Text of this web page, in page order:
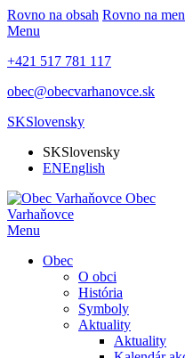
Rovno na obsah Rovno na
Menu
+421 517 781 117
obec@obecvarhanovce.sk
SKSlovensky
SKSlovensky
ENEnglish
Obec
Varhaňovce
Menu
Obec
O obci
História
Symboly
Aktuality
Aktuality